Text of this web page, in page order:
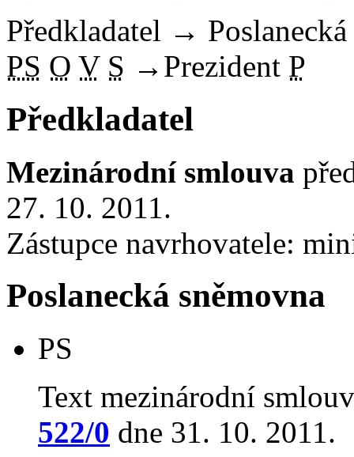
Předkladatel →
PS O V S → Prezident P
Předkladatel
Mezinárodní smlouva
27. 10. 2011.
Zástupce navrhovatele:
Poslanecká sněmovna
PS
Text mezinárodní
522/0 dne 31. 10. 2011.